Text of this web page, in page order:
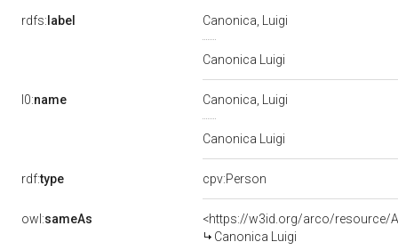
rdfs: label Canonica, Luigi
Canonica Luigi
l0:name Canonica, Luigi
Canonica Luigi
rdf:type cpv:Person
owl:sameAs
<https://w3id.org/arco/resource/
Canonica Luigi